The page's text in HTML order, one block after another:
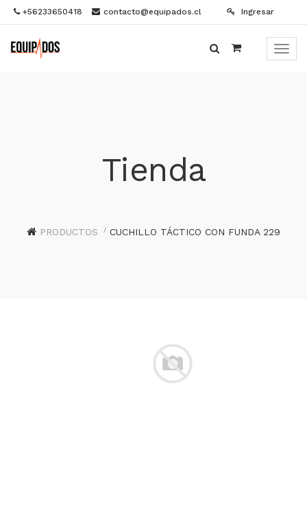
+56233650418 contacto@equipados.cl Ingresar
Menú
Tienda
PRODUCTOS CUCHILLO TÁCTICO CON FUNDA 229